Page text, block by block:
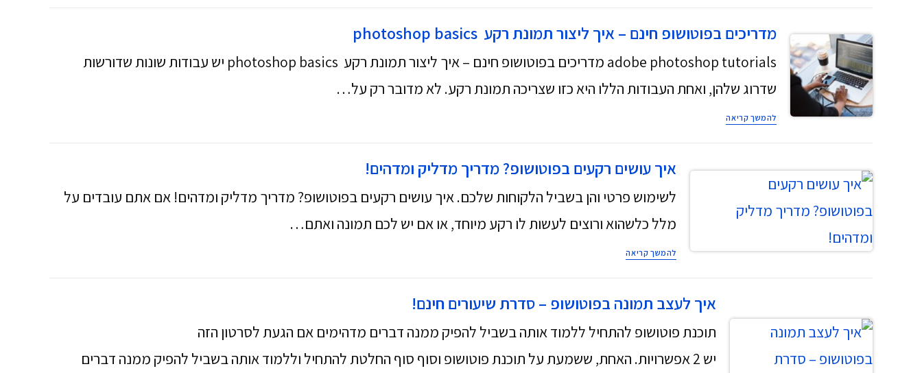
מדריכים בפוטושופ חינם – איך ליצור תמונת רקע photoshop basics
adobe photoshop tutorials​ מדריכים בפוטושופ חינם – איך ליצור תמונת רקע photoshop basics יש עבודות שונות שדורשות
שדרוג שלהן, ואחת העבודות הללו היא כזו שצריכה תמונת רקע. לא מדובר רק על…
להמשך קריאה
איך עושים רקעים בפוטושופ? מדריך מדליק ומדהים!
לשימוש פרטי והן בשביל הלקוחות שלכם. איך עושים רקעים בפוטושופ? מדריך מדליק ומדהים! אם אתם עובדים על
מלל כלשהוא ורוצים לעשות לו רקע מיוחד, או אם יש לכם תמונה ואתם…
להמשך קריאה
איך לעצב תמונה בפוטושופ – סדרת שיעורים חינם!
תוכנת פוטושופ להתחיל ללמוד אותה בשביל להפיק ממנה דברים מדהימים אם הגעת לסרטון הזה
יש 2 אפשרויות. האחת, ששמעת על תוכנת פוטושופ וסוף סוף החלטת להתחיל וללמוד אותה בשביל להפיק ממנה דברים